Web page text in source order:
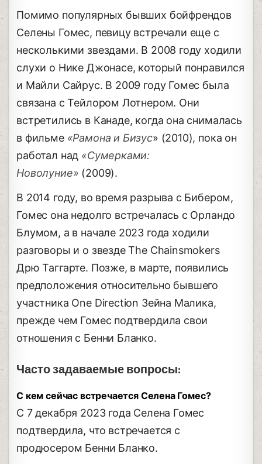
Помимо популярных бывших бойфрендов
Селены Гомес, певицу встречали еще с
несколькими звездами. В 2008 году ходили
слухи о Нике Джонасе, который понравился
и Майли Сайрус. В 2009 году Гомес была
связана с Тейлором Лотнером. Они
встретились в Канаде, когда она снималась
в фильме «Рамонаи Бизус» (2010), пока он
работал над «Сумерками:
Новолуние» (2009).
В 2014 году, во время разрыва с Бибером,
Гомес она недолго встречалась с Орландо
Блумом, а в начале 2023 года ходили
разговоры и о звезде The Chainsmokers
Дрю Таггарте. Позже, в марте, появились
предположения относительно бывшего
участника One Direction Зейна Малика,
прежде чем Гомес подтвердила свои
отношения с Бенни Бланко.
Часто задаваемые вопросы:
С кем сейчас встречается Селена Гомес?
С 7 декабря 2023 года Селена Гомес
подтвердила, что встречается с
продюсером Бенни Бланко.